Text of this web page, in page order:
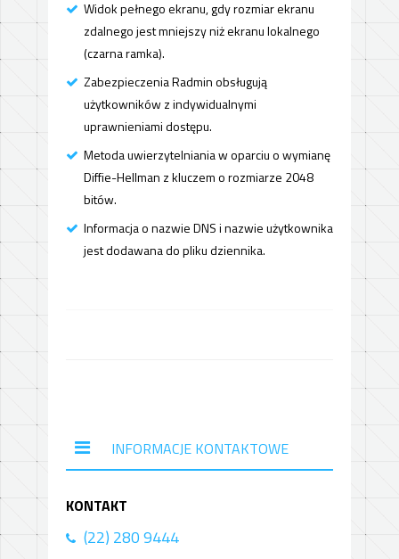
Widok pełnego ekranu, gdy rozmiar ekranu
zdalnego jest mniejszy niż ekranu lokalnego
(czarna ramka).
Zabezpieczenia Radmin obsługują
użytkowników z indywidualnymi
uprawnieniami dostępu.
Metoda uwierzytelniania w oparciu o wymianę
Diffie-Hellman z kluczem o rozmiarze 2048
bitów.
Informacja o nazwie DNS i nazwie użytkownika
jest dodawana do pliku dziennika.
INFORMACJE KONTAKTOWE
KONTAKT
(22) 280 9444